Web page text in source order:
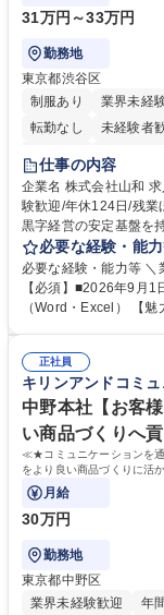
31万円～33万円
勤務地
東京都渋谷区
制服あり
業界未経
転勤なし
未経験者
育休あり
完全週休2
仕事の内容
企業名 株式会社山和 求人名 ◆急募｜9月1日入社◆【渋谷/一般事務】未経
験歓迎/年休124日/残業ほぼ無 仕事の内容 不動産事業を
黒字経営の安定基盤を
がほぼ発生せず、連続
方にお勧めの環境です！ 入社後はOJTを通じて丁寧に研修を行い
で、事務未経験の方で
話・来客対応 ■物件の
必要な経験・能
必要な経験・能力等 ＼
【必須】■2026年9月
（Word・Excel） 【魅力】 ■創業以来黒字の安定した経営基盤で長期的に
両立が可能 ■有給取得
のOJTで業務を習得可能、未
歴：大学院 大学 高専
正社員
キリンアンドコミ
中野本社【お客
い商品づくりへ
≪★コミュニケーションを
をより良い商品づくりに活
月給
30万円
勤務地
東京都中野区
業界未経験歓迎
年